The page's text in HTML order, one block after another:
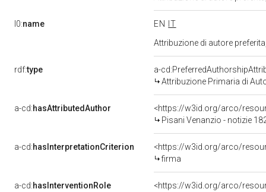
l0:name EN
IT
Attribuzione di autore
rdf:type
a-
Attribuzione Primaria di
a-cd:hasAttributedAuthor
<https://w3id.org/arco/
Pisani Venanzio - notizie
a-cd:hasInterpretationCriterion
<https://w3id.org/arco/
firma
a-cd:hasInterventionRole
<https://w3id.org/arco/